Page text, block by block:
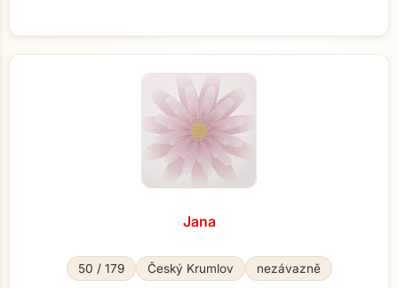
Jana
50 / 179 Český Krumlov nezávazně